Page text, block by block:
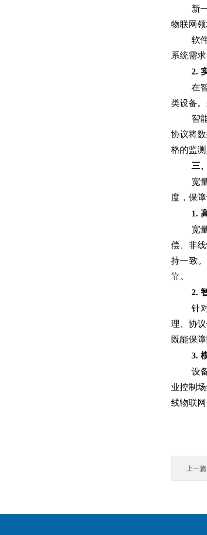
新
物联网
软
系统需
2.
在
类设备
智
协议将
格的监
三
宽
度，保
1.
宽
偿、非
持一致
靠。
2.
针
理、协
既能保
3.
设
业控制
线物联
上一